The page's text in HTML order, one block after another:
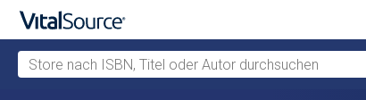
Store nach ISBN, Titel oder Autor durchsuchen